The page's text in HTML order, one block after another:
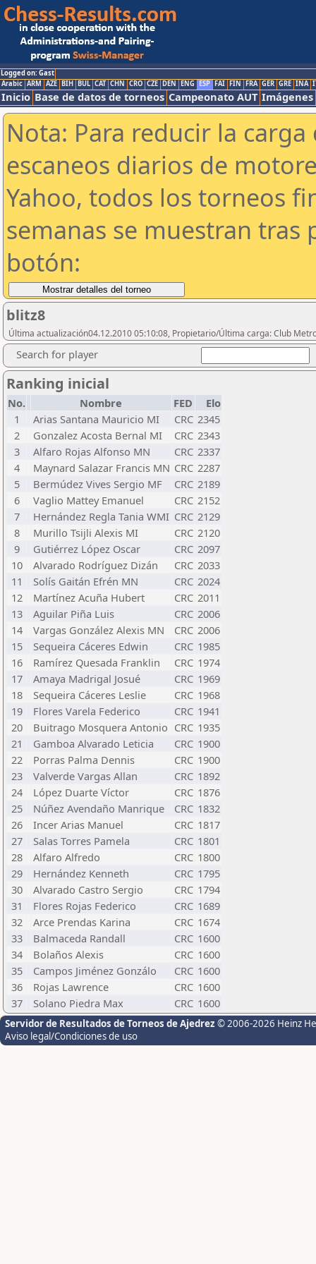
Logged on: Gast
Arabic ARM AZE BIH BUL CAT CHN CRO CZE DEN ENG ESP FAI FIN FRA GER GRE INA
Inicio Base de datos de torneos Campeonato AUT Imágenes
Nota: Para reducir la
escaneos diarios de
Yahoo, todos los torneos
semanas se muestran tras
botón:
blitz8
Última actualización04.12.2010 05:10:08, Propietario/Última carga: Club
Search for player
Ranking inicial
No. Nombre FED
Elo
1
Arias Santana Mauricio MI CRC 2345
2
Gonzalez Acosta Bernal MI CRC 2343
3
Alfaro Rojas Alfonso MN CRC 2337
4
Maynard Salazar Francis MN CRC 2287
5
Bermúdez Vives Sergio MF CRC 2189
6
Vaglio Mattey Emanuel CRC 2152
7
Hernández Regla Tania WMI CRC 2129
8
Murillo Tsijli Alexis MI CRC 2120
9
Gutiérrez López Oscar CRC 2097
10
Alvarado Rodríguez Dizán CRC 2033
11
Solís Gaitán Efrén MN CRC 2024
12
Martínez Acuña Hubert CRC 2011
13
Aguilar Piña Luis CRC 2006
14
Vargas González Alexis MN CRC 2006
15
Sequeira Cáceres Edwin CRC 1985
16
Ramírez Quesada Franklin CRC 1974
17
Amaya Madrigal Josué CRC 1969
18
Sequeira Cáceres Leslie CRC 1968
19
Flores Varela Federico CRC 1941
20
Buitrago Mosquera Antonio CRC 1935
21
Gamboa Alvarado Leticia CRC 1900
22
Porras Palma Dennis CRC 1900
23
Valverde Vargas Allan CRC 1892
24
López Duarte Víctor CRC 1876
25
Núñez Avendaño Manrique CRC 1832
26
Incer Arias Manuel CRC 1817
27
Salas Torres Pamela CRC 1801
28
Alfaro Alfredo CRC 1800
29
Hernández Kenneth CRC 1795
30
Alvarado Castro Sergio CRC 1794
31
Flores Rojas Federico CRC 1689
32
Arce Prendas Karina CRC 1674
33
Balmaceda Randall CRC 1600
34
Bolaños Alexis CRC 1600
35
Campos Jiménez Gonzálo CRC 1600
36
Rojas Lawrence CRC 1600
37
Solano Piedra Max CRC 1600
Servidor de Resultados de Torneos de Ajedrez © 2006-2026 Heinz
Aviso legal/Condiciones de uso